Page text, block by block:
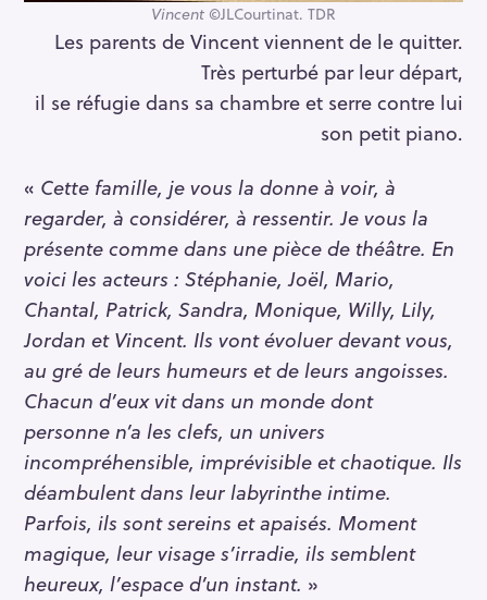
Vincent ©JLCourtinat. TDR
Les parents de Vincent viennent de le quitter.
Très perturbé par leur départ,
il se réfugie dans sa chambre et serre contre lui
son petit piano.
« Cette famille, je vous la donne à voir, à
regarder, à considérer, à ressentir. Je vous la
présente comme dans une pièce de théâtre. En
voici les acteurs : Stéphanie, Joël, Mario,
Chantal, Patrick, Sandra, Monique, Willy, Lily,
Jordan et Vincent. Ils vont évoluer devant vous,
au gré de leurs humeurs et de leurs angoisses.
Chacun d’eux vit dans un monde dont
personne n’a les clefs, un univers
incompréhensible, imprévisible et chaotique. Ils
déambulent dans leur labyrinthe intime.
Parfois, ils sont sereins et apaisés. Moment
magique, leur visage s’irradie, ils semblent
heureux, l’espace d’un instant. »